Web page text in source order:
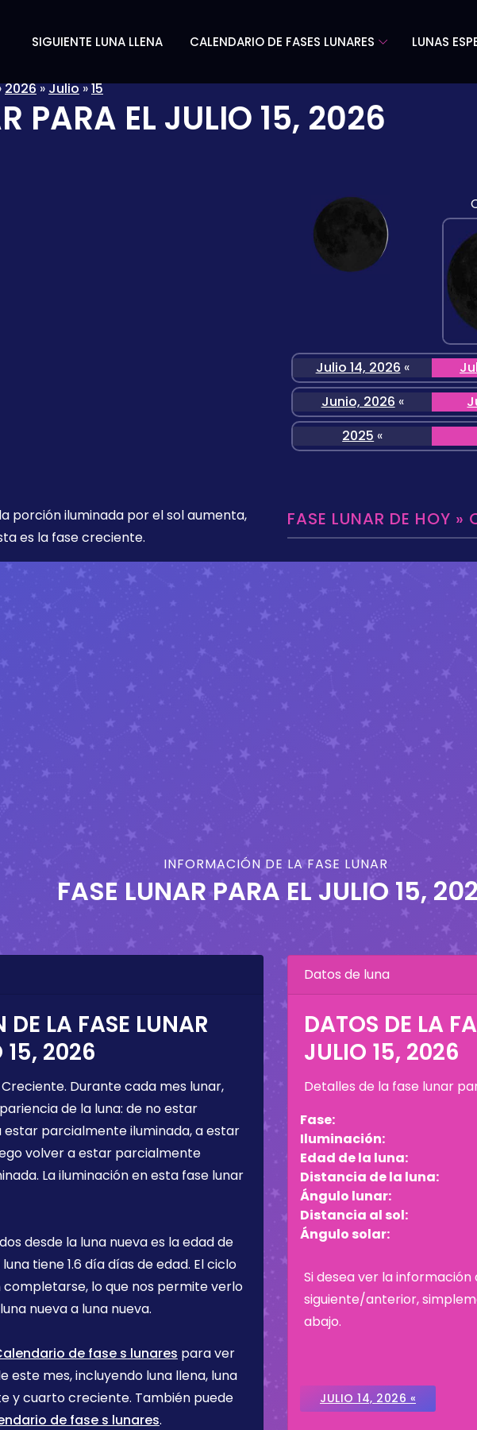
SIGUIENTE LUNA LLENA CALENDARIO DE FASES LUNARES LUNAS
2026»Julio»15
PARA EL JULIO 15, 2026
Julio 14, 2026 «
Junio, 2026 «
2025 «
porción iluminada por el sol aumenta,
es la fase creciente.
FASE LUNAR DE HOY »
INFORMACIÓN DE LA FASE LUNAR
FASE LUNAR PARA ELJULIO 15,
LA FASE LUNAR
15, 2026
Creciente. Durante cada mes lunar,
de la luna: de no estar
estar parcialmente iluminada, a estar
volver a estar parcialmente
La iluminación en esta fase lunar
desde la luna nueva es la edad de
luna tiene1.6 díadías de edad. El ciclo
completarse, lo que nos permite verlo
nueva a luna nueva.
de fase s lunares para ver
este mes, incluyendo luna llena, luna
y cuarto creciente. También puede
de fase s lunares.
Datos de luna
DATOS DE LA
JULIO 15, 2026
Detalles de la fase lunar
Fase:
Iluminación:
Edad de la luna:
Distancia de la luna:
Ángulo lunar:
Distancia al sol:
Ángulo solar:
Si desea ver la
siguiente/anterior,
abajo.
JULIO 14, 2026 «